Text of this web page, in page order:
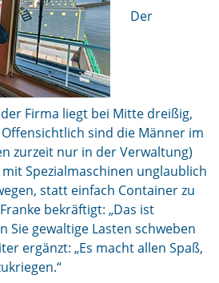
Der
Firma liegt bei Mitte dreißig,
sind die Männer im
zurzeit nur in der Verwaltung)
Spezialmaschinen unglaublich
statt einfach Container zu
bekräftigt: „Das ist
Sie gewaltige Lasten schweben
ergänzt: „Es macht allen Spaß,